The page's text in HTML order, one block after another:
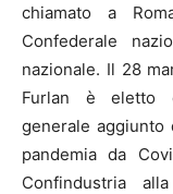
chiamato a
Confederale
nazionale. Il 28
Furlan è eletto
generale aggiunto
pandemia da
Confindustria